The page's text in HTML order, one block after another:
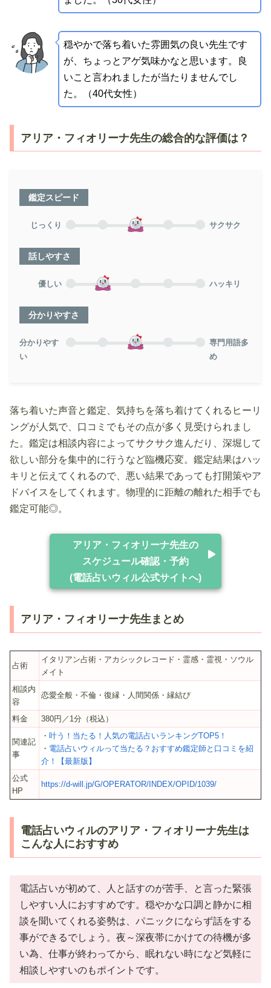
穏やかで落ち着いた雰囲気の良い先生です
が、ちょっとアゲ気味かなと思います。良
いこと言われましたが当たりませんでし
た。（40代女性）
アリア・フィオリーナ先生の総合的な評価は？
鑑定スピード
じっくり サクサク
話しやすさ
優しい ハッキリ
分かりやすさ
分かりやす
い
専門用語多
め
落ち着いた声音と鑑定、気持ちを落ち着けてくれるヒーリ
ングが人気で、口コミでもその点が多く見受けられまし
た。鑑定は相談内容によってサクサク進んだり、深堀して
欲しい部分を集中的に行うなど臨機応変。鑑定結果はハッ
キリと伝えてくれるので、悪い結果であっても打開策やア
ドバイスをしてくれます。物理的に距離の離れた相手でも
鑑定可能◎。
アリア・フィオリーナ先生の
スケジュール確認・予約
(電話占いウィル公式サイトへ)
アリア・フィオリーナ先生まとめ
占術
イタリアン占術・アカシックレコード・霊感・霊視・ソウル
メイト
相談内
容
恋愛全般・不倫・復縁・人間関係・縁結び
料金 380円／1分（税込）
関連記
事
・ 叶う！当たる！人気の電話占いランキングTOP5！
・ 電話占いウィルって当たる？おすすめ鑑定師と口コミを紹
介！【最新版】
公式
HP
https://d-will.jp/G/OPERATOR/INDEX/OPID/1039/
電話占いウィルのアリア・フィオリーナ先生は
こんな人におすすめ
電話占いが初めて、人と話すのが苦手、と言った緊張
しやすい人におすすめです。穏やかな口調と静かに相
談を聞いてくれる姿勢は、パニックにならず話をする
事ができるでしょう。夜～深夜帯にかけての待機が多
い為、仕事が終わってから、眠れない時になど気軽に
相談しやすいのもポイントです。